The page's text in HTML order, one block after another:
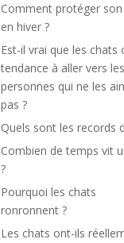
Comment protéger
en hiver ?
Est-il vrai que les chats
tendance à aller vers les
personnes qui ne les
pas ?
Quels sont les records
Combien de temps vit
?
Pourquoi les chats
ronronnent ?
Les chats ont-ils